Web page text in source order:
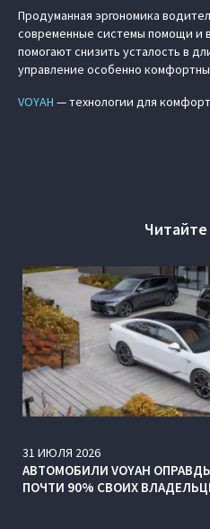
Продуманная эргономика
современные системы помощи и
помогают снизить усталость в
управление особенно
VOYAH — технологии для
31 ИЮЛЯ 2026
АВТОМОБИЛИ VOYAH
ПОЧТИ 90% СВОИХ